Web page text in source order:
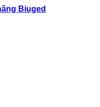
Biuged